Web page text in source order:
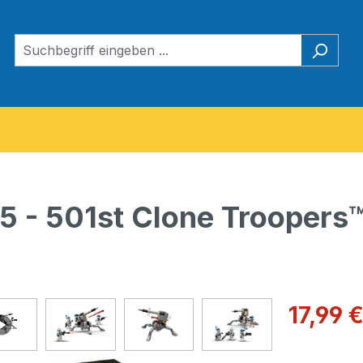
- 501st Clone
17,99 €